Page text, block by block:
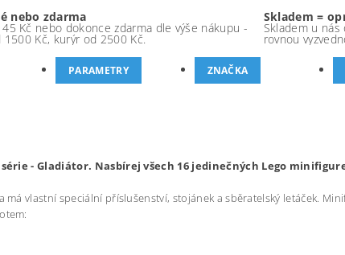
nebo zdarma
Kč nebo dokonce zdarma dle výše nákupu -
Kč, kurýr od 2500 Kč.
Skladem =
Skladem u nás
rovnou
PARAMETRY ZNAČKA
- Gladiátor. Nasbírej všech 16 jedinečných Lego
má vlastní speciální příslušenství, stojánek a sběratelský letáček.